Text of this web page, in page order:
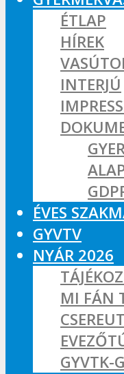
ÉTLAP
HÍREK
INTERJÚ
ÉVES
GYVTV
NYÁR 2026
MI FÁN
GYVTK-